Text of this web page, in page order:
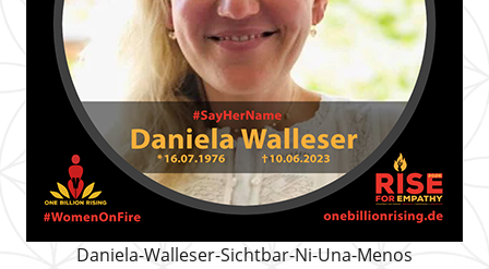
Daniela-Walleser-Sichtbar-Ni-Una-Menos